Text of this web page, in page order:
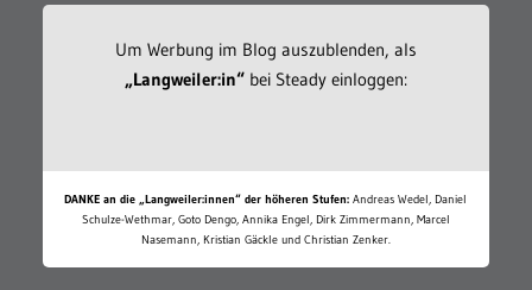
Um Werbung im Blog auszublenden, als
„Langweiler:in“bei Steady einloggen:
DANKE an die „Langweiler:innen“ der höheren Stufen: Andreas Wedel, Daniel
Schulze-Wethmar, Goto Dengo, Annika Engel, Dirk Zimmermann, Marcel
Nasemann, Kristian Gäckle und Christian Zenker.